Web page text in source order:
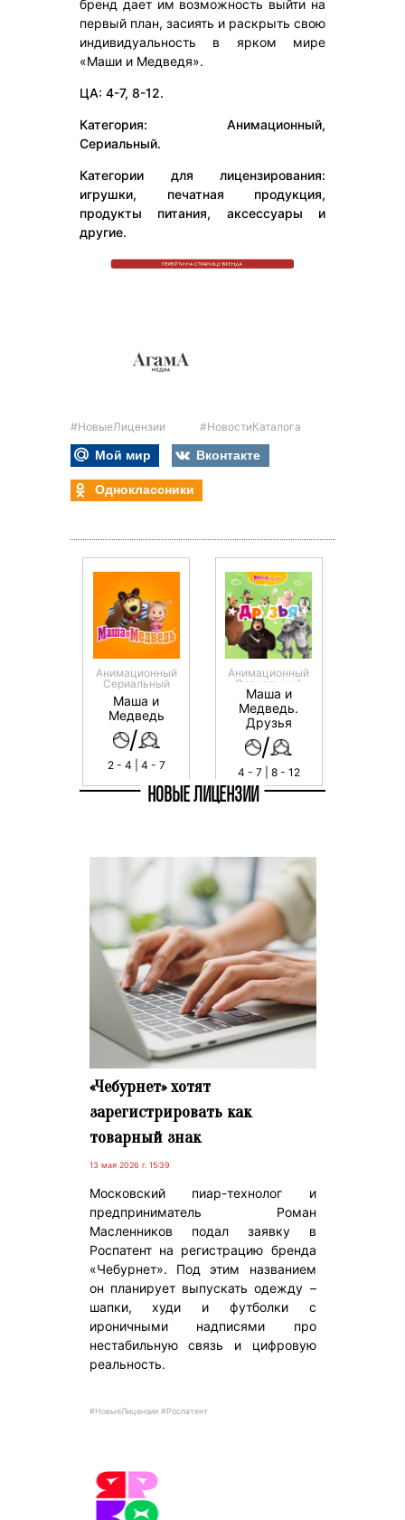
бренд дает им возможность выйти на
первый план, засиять и раскрыть свою
индивидуальность в ярком мире
«Маши и Медведя».
ЦА: 4-7, 8-12.
Категория: Анимационный,
Сериальный.
Категории для лицензирования:
игрушки, печатная продукция,
продукты питания, аксессуары и
другие.
#НовыеЛицензии #НовостиКаталога
Мой мир
Вконтакте
Одноклассники
Анимационный
Сериальный
Маша и
Медведь
/
2 - 4 | 4 - 7
Анимационный
Сериальный
Маша и
Медведь.
Друзья
/
4 - 7 | 8 - 12
НОВЫЕ ЛИЦЕНЗИИ
«Чебурнет» хотят
зарегистрировать как
товарный знак
13 мая 2026 г. 15:39
Московский пиар-технолог и
предприниматель Роман
Масленников подал заявку в
Роспатент на регистрацию бренда
«Чебурнет». Под этим названием
он планирует выпускать одежду –
шапки, худи и футболки с
ироничными надписями про
нестабильную связь и цифровую
реальность.
#НовыеЛицензии #Роспатент